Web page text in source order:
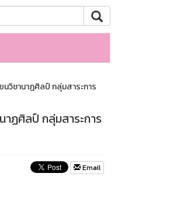
วิชานาฏศิลป์ กลุ่มสาระการ
าฏศิลป์ กลุ่มสาระการ
Email